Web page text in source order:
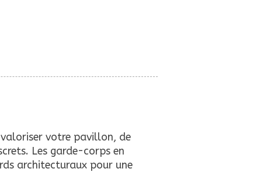
votre pavillon, de
Les garde-corps en
architecturaux pour une